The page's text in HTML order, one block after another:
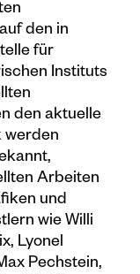
den in
für
Instituts
den aktuelle
werden
Arbeiten
und
wie Willi
Lyonel
Pechstein,